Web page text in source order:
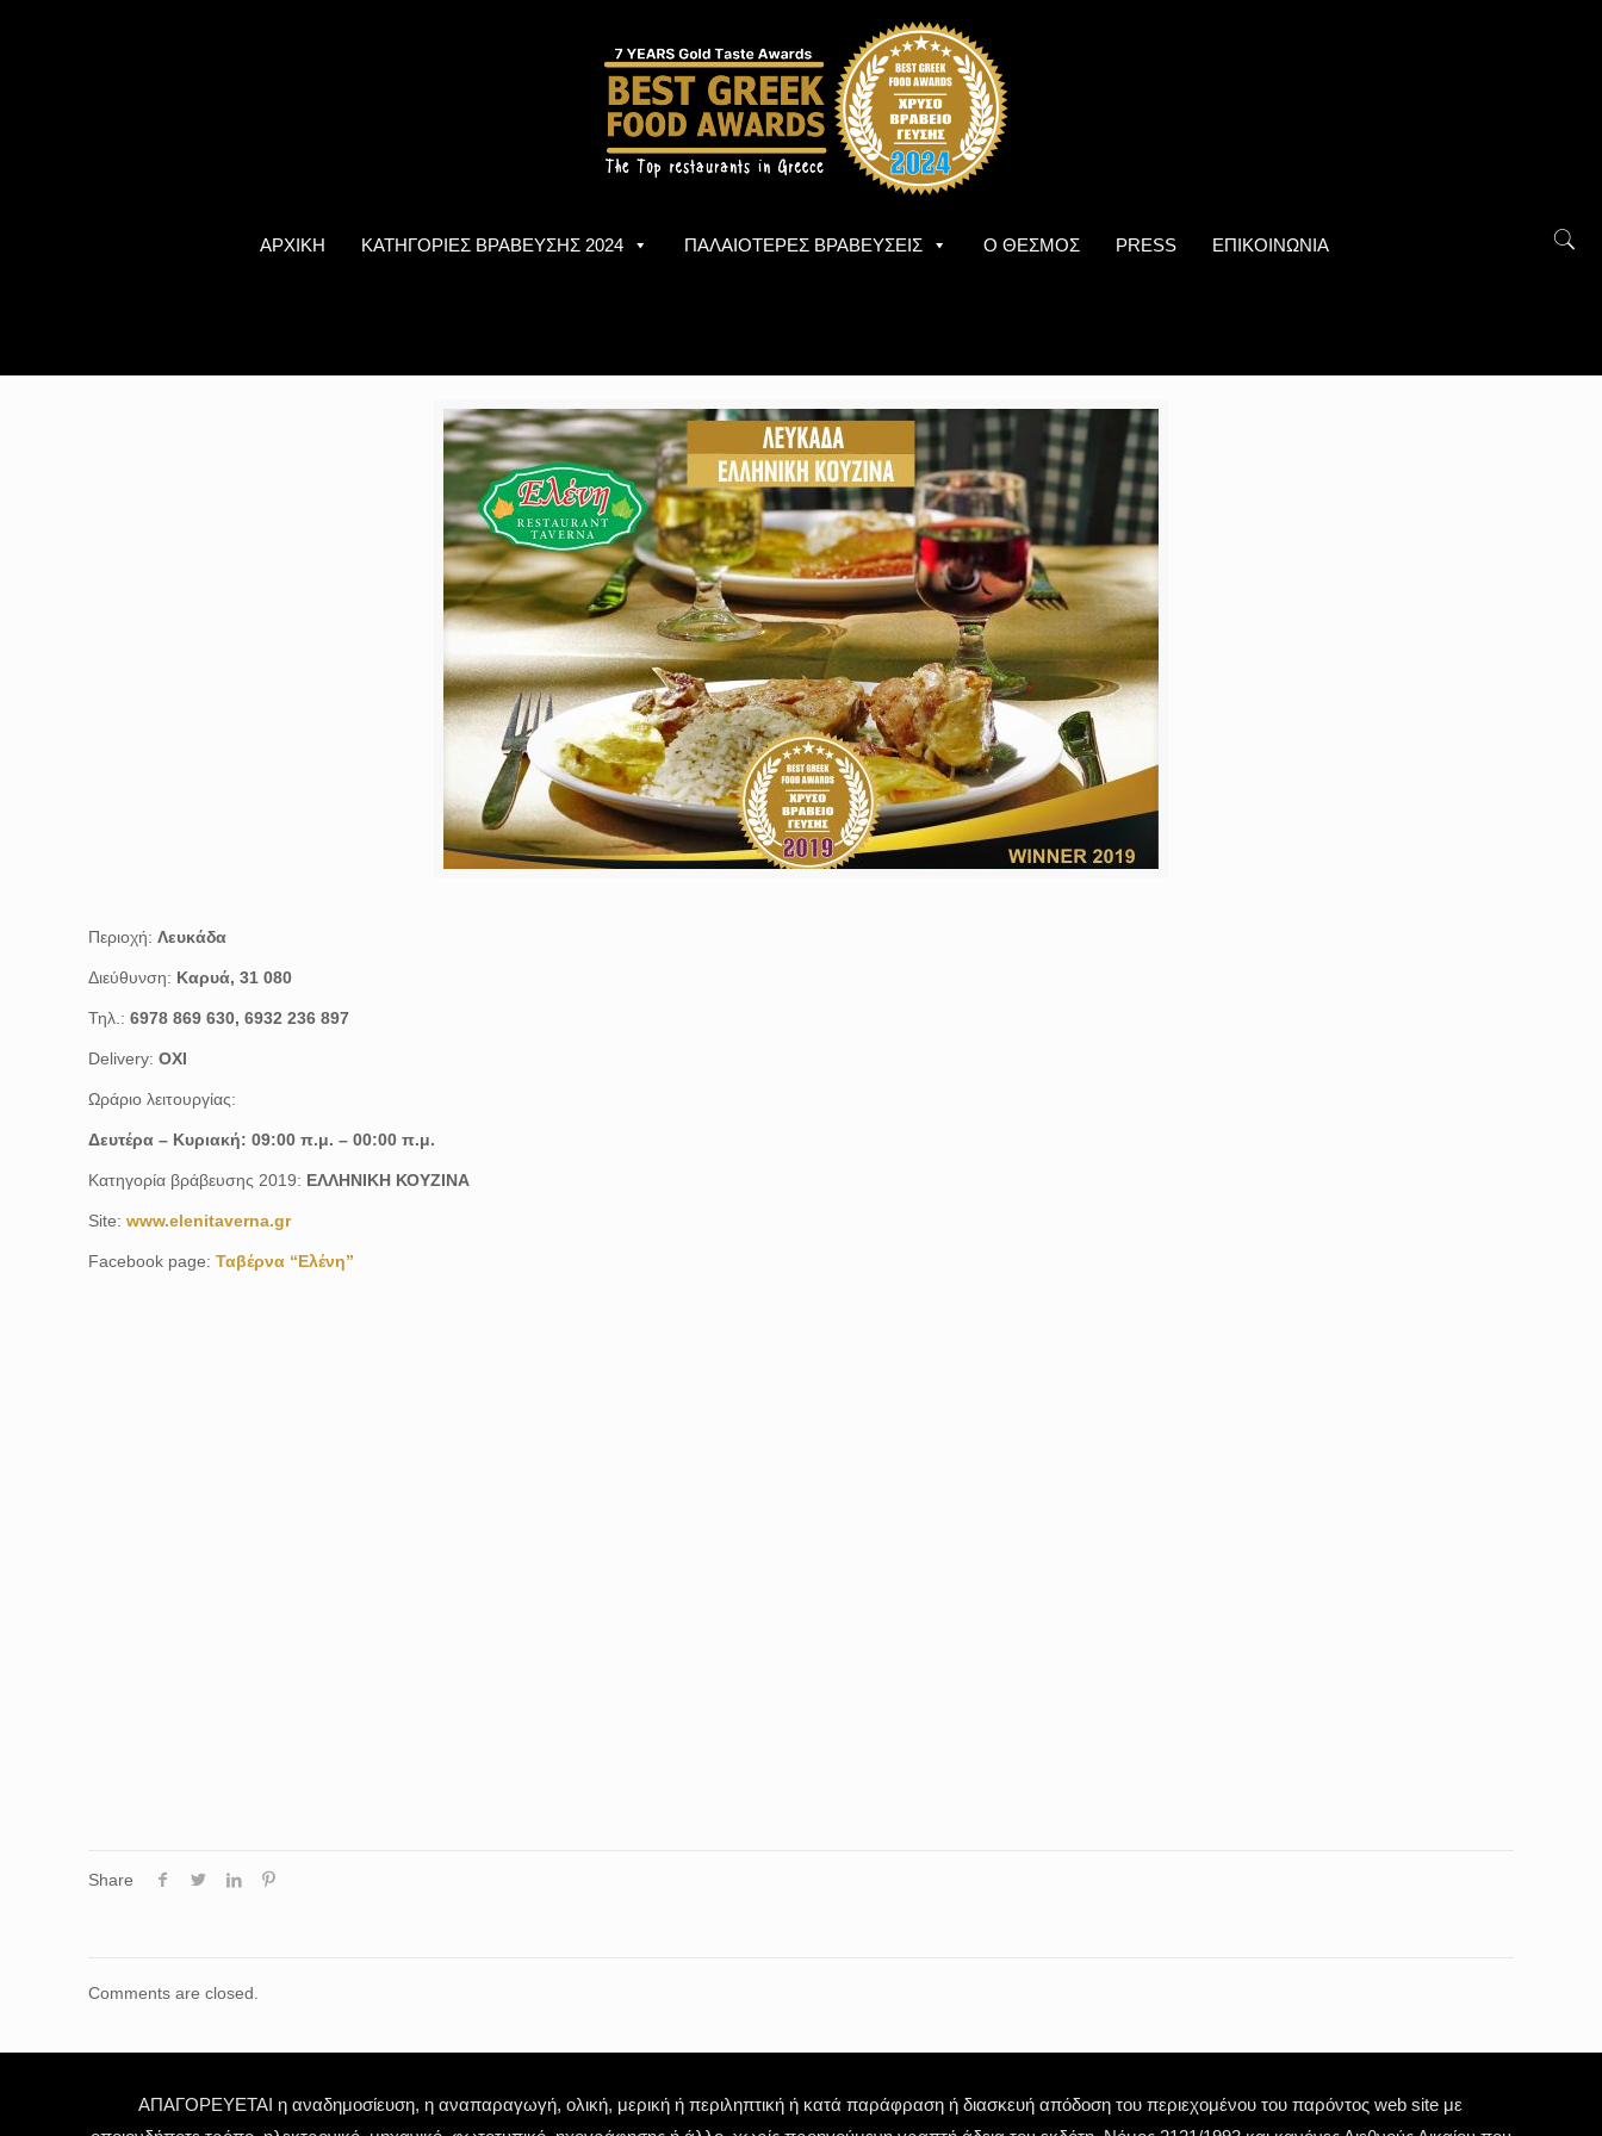
ΑΡΧΙΚΗ ΚΑΤΗΓΟΡΙΕΣ ΒΡΑΒΕΥΣΗΣ 2024 ΠΑΛΑΙΟΤΕΡΕΣ ΒΡΑΒΕΥΣΕΙΣ Ο ΘΕΣΜΟΣ PRESS ΕΠΙΚΟΙΝΩΝΙΑ
Περιοχή:Λευκάδα
Διεύθυνση: Καρυά, 31 080
Τηλ.: 6978 869 630, 6932 236 897
Delivery:ΟΧΙ
Ωράριο λειτουργίας:
Δευτέρα – Κυριακή: 09:00 π.μ. – 00:00 π.μ.
Κατηγορία βράβευσης 2019: ΕΛΛΗΝΙΚΗ ΚΟΥΖΙΝΑ
Site:www.elenitaverna.gr
Facebook page: Ταβέρνα “Ελένη”
Share
Comments are closed.
ΑΠΑΓΟΡΕΥΕΤΑΙ η αναδημοσίευση, η αναπαραγωγή, ολική, μερική ή περιληπτική ή κατά παράφραση ή διασκευή απόδοση του περιεχομένου του παρόντος web site με